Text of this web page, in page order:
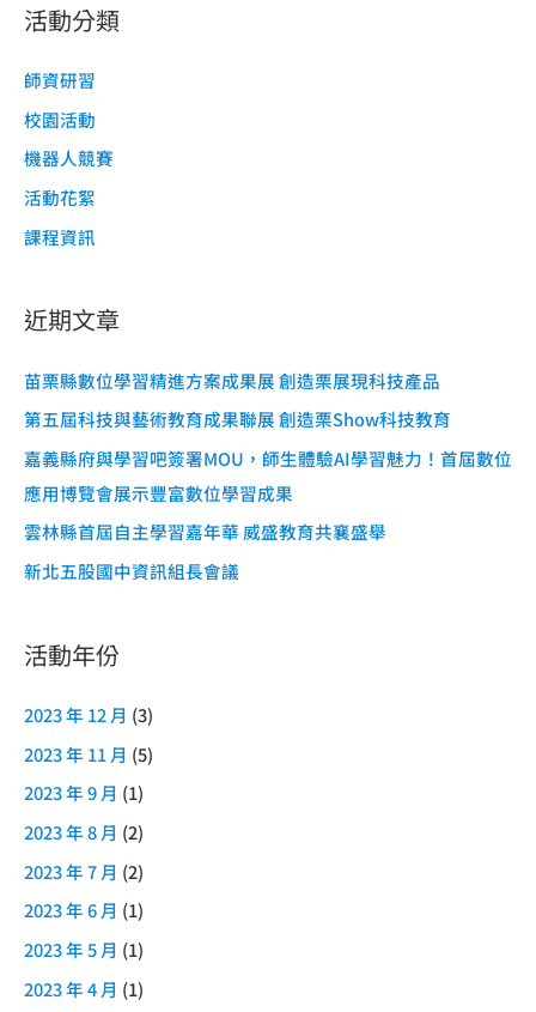
活動分類
師資研習
校園活動
機器人競賽
活動花絮
課程資訊
近期文章
苗栗縣數位學習精進方案成果展 創造栗展現科技產品
第五屆科技與藝術教育成果聯展 創造栗Show科技教育
嘉義縣府與學習吧簽署MOU，師生體驗AI學習魅力！首屆數位
應用博覽會展示豐富數位學習成果
雲林縣首屆自主學習嘉年華 威盛教育共襄盛舉
新北五股國中資訊組長會議
活動年份
2023 年 12 月 (3)
2023 年 11 月 (5)
2023 年 9 月 (1)
2023 年 8 月 (2)
2023 年 7 月 (2)
2023 年 6 月 (1)
2023 年 5 月 (1)
2023 年 4 月 (1)